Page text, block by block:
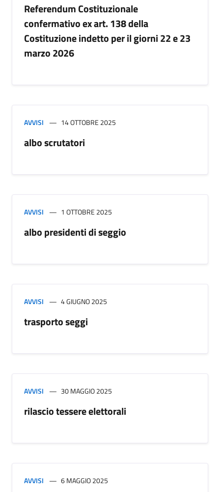
Referendum Costituzionale
confermativo ex art. 138 della
Costituzione indetto per il giorni 22 e 23
marzo 2026
AVVISI 14 OTTOBRE 2025
albo scrutatori
AVVISI 1 OTTOBRE 2025
albo presidenti di seggio
AVVISI 4 GIUGNO 2025
trasporto seggi
AVVISI 30 MAGGIO 2025
rilascio tessere elettorali
AVVISI 6 MAGGIO 2025